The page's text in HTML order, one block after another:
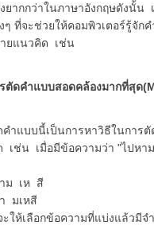
ยากกว่าในภาษาอังกฤษดังนั้น
ๆ ที่จะช่วยให้คอมพิวเตอร์รู้จัก
ยแนวคิด เช่น
ำแบบสอดคล้องมากที่สุด
คำแบบนี้เป็นการหาวิธีในการตั
เช่น เมื่อมีข้อความว่า "ไปหา
เห สี
เหสี
เลือกข้อความที่แบ่งแล้วมีจ